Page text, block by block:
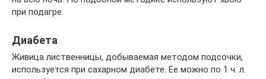
при подагре.
Диабета
Живица лиственницы, добываемая методом подсочки,
используется при сахарном диабете. Ее можно по 1 ч. л.